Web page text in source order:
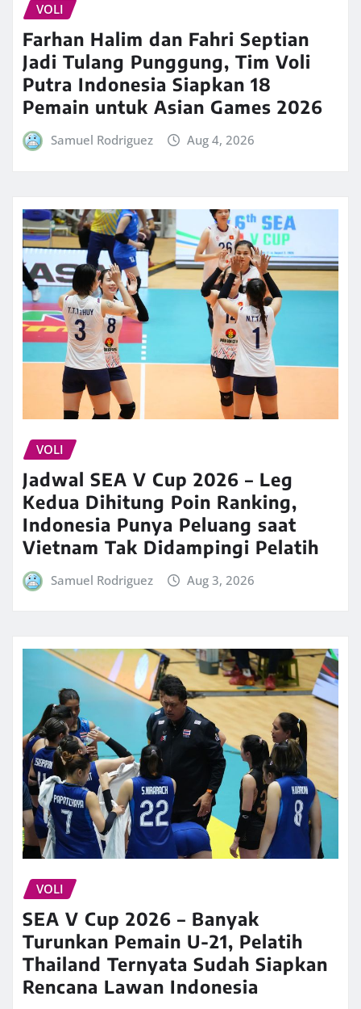
VOLI
Farhan Halim dan Fahri Septian
Jadi Tulang Punggung, Tim Voli
Putra Indonesia Siapkan 18
Pemain untuk Asian Games 2026
Samuel Rodriguez Aug 4, 2026
VOLI
Jadwal SEA V Cup 2026 – Leg
Kedua Dihitung Poin Ranking,
Indonesia Punya Peluang saat
Vietnam Tak Didampingi Pelatih
Samuel Rodriguez Aug 3, 2026
VOLI
SEA V Cup 2026 – Banyak
Turunkan Pemain U-21, Pelatih
Thailand Ternyata Sudah Siapkan
Rencana Lawan Indonesia